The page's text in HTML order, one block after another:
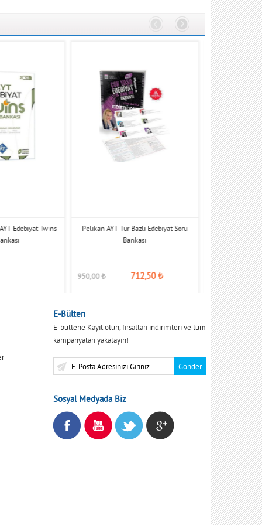
Edebiyat Twins
Pelikan AYT Tür Bazlı Edebiyat Soru
Bankası
950,00₺ 712,50₺
Hız ve Renk
629,00₺
E-Bülten
E-bültene Kayıt olun, fırsatları indirimleri ve tüm
kampanyaları yakalayın!
Sosyal Medyada Biz